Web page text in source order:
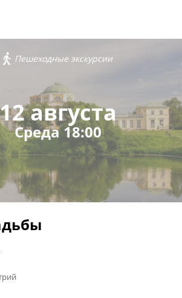
Пешеходные экскурсии
августа
Среда 18:00